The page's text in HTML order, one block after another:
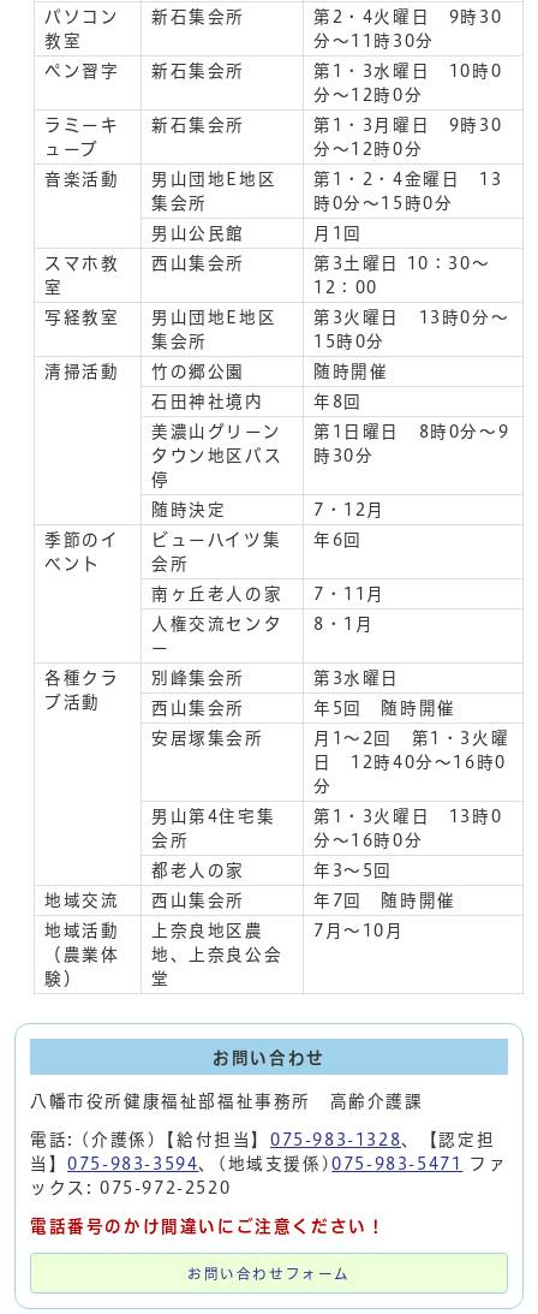
パソコン
教室
新石集会所
第2・4火曜日 9時30
分～11時30分
ペン習字
新石集会所
第1・3水曜日 10時0
分～12時0分
ラミーキ
ューブ
新石集会所
第1・3月曜日 9時30
分～12時0分
音楽活動
男山団地E地区
集会所
第1・2・4金曜日 13
時0分～15時0分
男山公民館
月1回
スマホ教
室
西山集会所
第3土曜日 10：30～
12：00
写経教室
男山団地E地区
集会所
第3火曜日 13時0分～
15時0分
清掃活動
竹の郷公園
随時開催
石田神社境内
年8回
美濃山グリーン
タウン地区バス
停
第1日曜日 8時0分～9
時30分
随時決定
7・12月
季節のイ
ベント
ビューハイツ集
会所
年6回
南ヶ丘老人の家
7・11月
人権交流センタ
ー
8・1月
各種クラ
ブ活動
別峰集会所
第3水曜日
西山集会所
年5回 随時開催
安居塚集会所
月1～2回 第1・3火曜
日 12時40分～16時0
分
男山第4住宅集
会所
第1・3火曜日 13時0
分～16時0分
都老人の家
年3～5回
地域交流
西山集会所
年7回 随時開催
地域活動
（農業体
験）
上奈良地区農
地、上奈良公会
堂
7月～10月
お問い合わせ
八幡市役所健康福祉部福祉事務所 高齢介護課
電話: (介護係)【給付担当】075-983-1328、【認定担
当】075-983-3594、(地域支援係)075-983-5471
ファ
ックス: 075-972-2520
電話番号のかけ間違いにご注意ください！
お問い合わせフォーム